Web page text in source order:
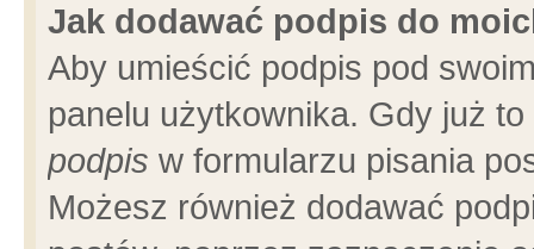
Jak dodawać podpis do
Aby umieścić podpis pod
panelu użytkownika. Gdy już
podpis w formularzu pisania
Możesz również dodawać